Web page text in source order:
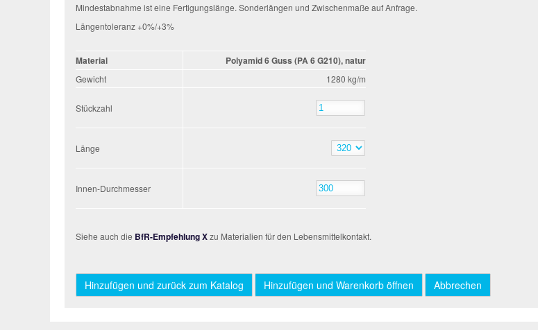
Mindestabnahme ist eine Fertigungslänge. Sonderlängen und Zwischenmaße auf Anfrage.
Längentoleranz +0%/+3%
Material Polyamid 6 Guss (PA 6 G210), natur
Gewicht 1280 kg/m
Stückzahl
Länge
Innen-Durchmesser
Siehe auch die BfR-Empfehlung Xzu Materialien für den Lebensmittelkontakt.